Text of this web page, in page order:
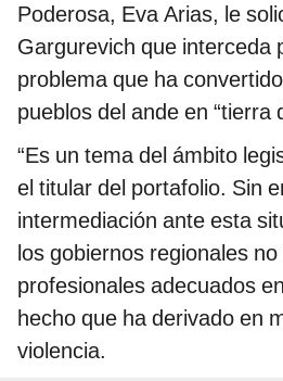
Poderosa, Eva Arias, le
Gargurevich que interceda
problema que ha
pueblos del ande en “tierra
“Es un tema del ámbito
el titular del portafolio. Sin
intermediación ante esta
los gobiernos regionales no
profesionales adecuados
hecho que ha derivado en
violencia.